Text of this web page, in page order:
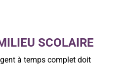
SCOLAIRE
à temps complet doit